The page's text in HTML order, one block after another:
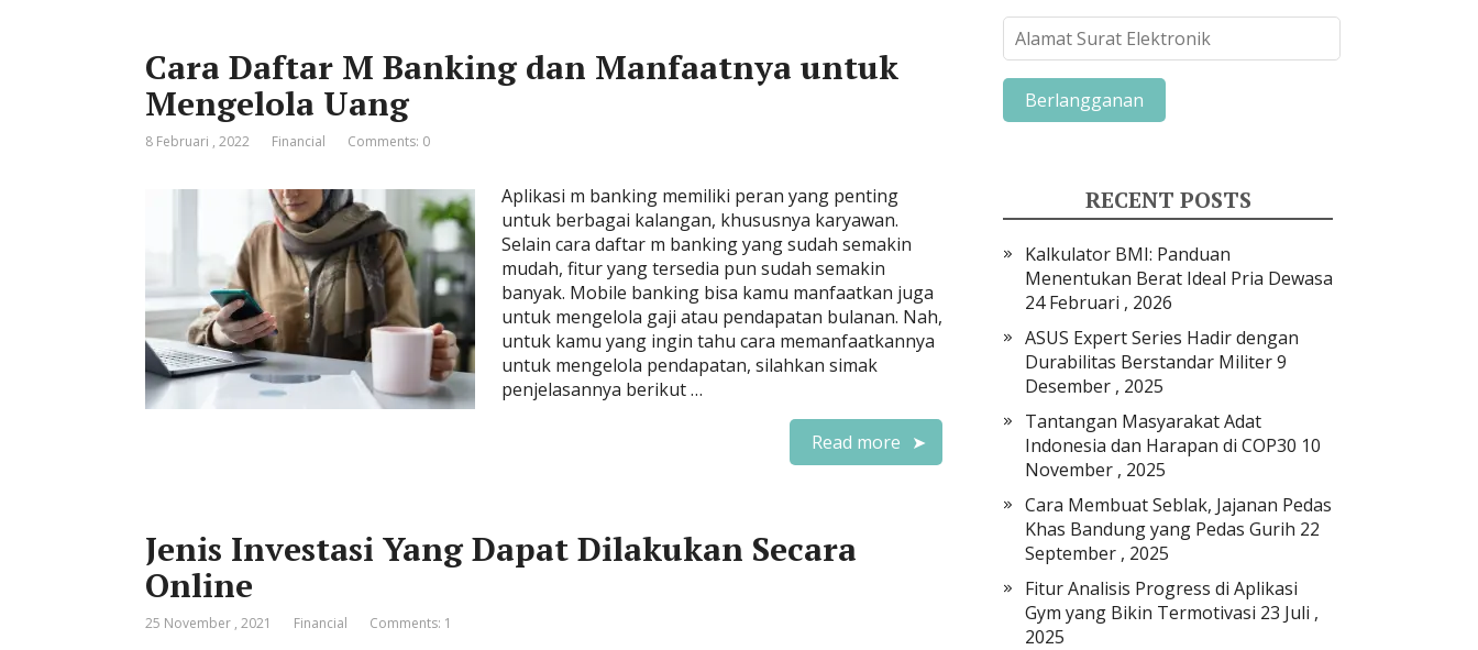
Cara Daftar M Banking dan Manfaatnya untuk
Mengelola Uang
8 Februari , 2022 Financial Comments: 0
Aplikasi m banking memiliki peran yang penting
untuk berbagai kalangan, khususnya karyawan.
Selain cara daftar m banking yang sudah semakin
mudah, fitur yang tersedia pun sudah semakin
banyak. Mobile banking bisa kamu manfaatkan juga
untuk mengelola gaji atau pendapatan bulanan. Nah,
untuk kamu yang ingin tahu cara memanfaatkannya
untuk mengelola pendapatan, silahkan simak
penjelasannya berikut …
Read more
Jenis Investasi Yang Dapat Dilakukan Secara
Online
25 November , 2021 Financial Comments: 1
l
a
a
r
a
e
r
k
RECENT POSTS
Kalkulator BMI: Panduan
Menentukan Berat Ideal Pria Dewasa
24 Februari , 2026
ASUS Expert Series Hadir dengan
Durabilitas Berstandar Militer9
Desember , 2025
Tantangan Masyarakat Adat
Indonesia dan Harapan di COP30 10
November , 2025
Cara Membuat Seblak, Jajanan Pedas
Khas Bandung yang Pedas Gurih 22
September , 2025
Fitur Analisis Progress di Aplikasi
Gym yang Bikin Termotivasi 23 Juli ,
2025